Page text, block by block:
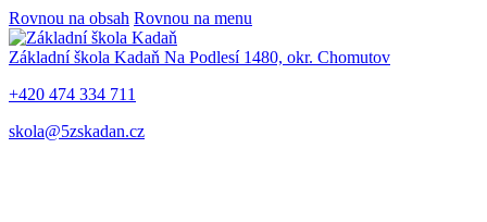
Rovnou na obsah Rovnou na menu
Základní škola Kadaň Na Podlesí 1480, okr. Chomutov
+420 474 334 711
skola@5zskadan.cz